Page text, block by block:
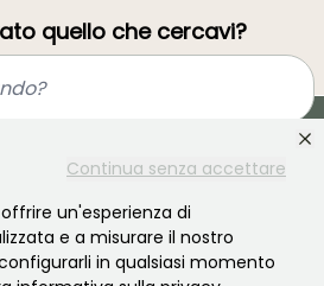
Continua senza accettare
un'esperienza di
e a misurare il nostro
in qualsiasi momento
quello che cercavi?